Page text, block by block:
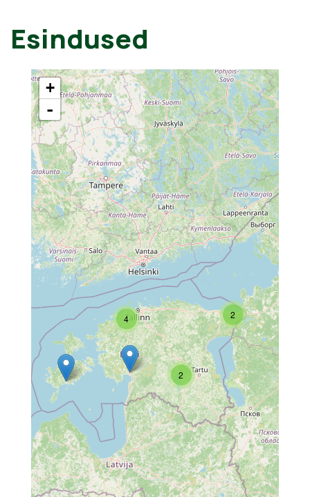
Esindused
2
2
4
+
-